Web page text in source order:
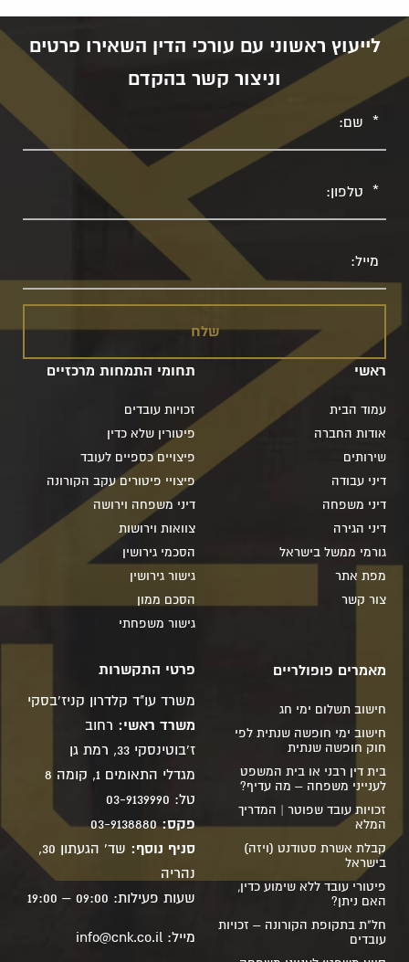
לייעוץ ראשוני עם עורכי הדין השאירו פרטים
וניצור קשר בהקדם
ראשי
עמוד הבית
אודות החברה
שירותים
דיני עבודה
דיני משפחה
דיני הגירה
גורמי ממשל בישראל
מפת אתר
צור קשר
תחומי התמחות מרכזיים
זכויות עובדים
פיטורין שלא כדין
פיצויים כספיים לעובד
פיצויי פיטורים עקב הקורונה
דיני משפחה וירושה
צוואות וירושות
הסכמי גירושין
גישור גירושין
הסכם ממון
גישור משפחתי
מאמרים פופולריים
חישוב תשלום ימי חג
חישוב ימי חופשה שנתית לפי
חוק חופשה שנתית
בית דין רבני או בית המשפט
לענייני משפחה – מה עדיף?
זכויות עובד שפוטר | המדריך
המלא
קבלת אשרת סטודנט (ויזה)
בישראל
פיטורי עובד ללא שימוע כדין,
האם ניתן?
חל"ת בתקופת הקורונה – זכויות
עובדים
פרטי התקשרות
משרד עו"ד קלדרון קניז'בסקי
משרד ראשי: רחוב
ז'בוטינסקי 33, רמת גן
מגדלי התאומים 1, קומה 8
טל: 03-9139990
פקס:03-9138880
סניף נוסף:
שד' הגעתון 30,
נהריה
שעות פעילות: 09:00 – 19:00
מייל: info@cnk.co.il